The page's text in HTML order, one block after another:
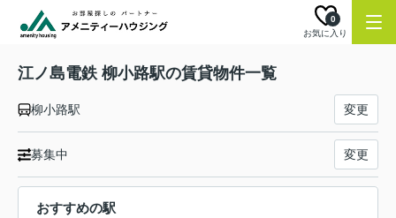
お気に入り
0
江ノ島電鉄 柳小路駅の賃貸物件一覧
柳小路駅 変更
募集中 変更
おすすめの駅